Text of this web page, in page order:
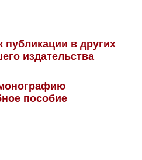
в других
издательства
пособие